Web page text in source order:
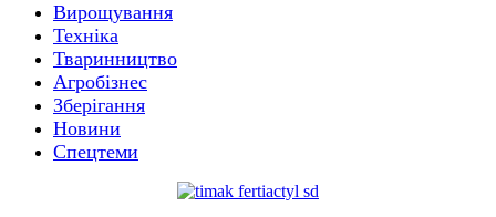
Вирощування
Техніка
Тваринництво
Агробізнес
Зберігання
Новини
Спецтеми